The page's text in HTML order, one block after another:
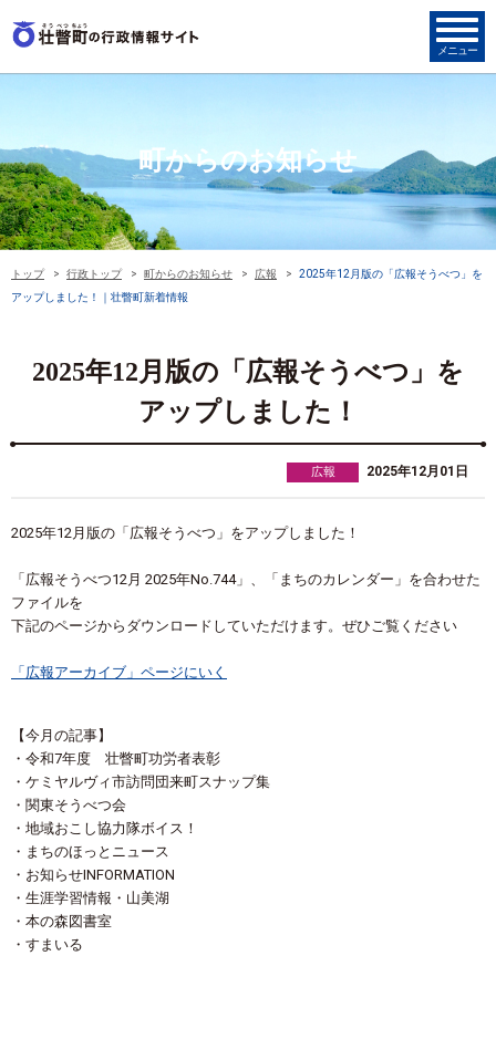
町からのお知らせ
トップ 行政トップ 町からのお知らせ 広報
2025年12月版の「広報そうべつ」を
アップしました！｜壮瞥町新着情報
2025年12月版の「広報そうべつ」を
アップしました！
広報 2025年12月01日
2025年12月版の「広報そうべつ」をアップしました！
「広報そうべつ12月 2025年No.744」、「まちのカレンダー」を合わせた
ファイルを
下記のページからダウンロードしていただけます。ぜひご覧ください
「広報アーカイブ」ページにいく
【今月の記事】
・令和7年度 壮瞥町功労者表彰
・ケミヤルヴィ市訪問団来町スナップ集
・関東そうべつ会
・地域おこし協力隊ボイス！
・まちのほっとニュース
・お知らせINFORMATION
・生涯学習情報・山美湖
・本の森図書室
・すまいる